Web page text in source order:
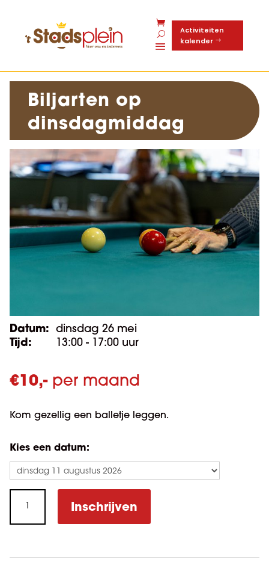
Activiteiten
kalender
Biljarten op
dinsdagmiddag
Datum: dinsdag 26 mei
Tijd: 13:00 - 17:00 uur
€10,-per maand
Kom gezellig een balletje leggen.
Kies een datum:
Inschrijven